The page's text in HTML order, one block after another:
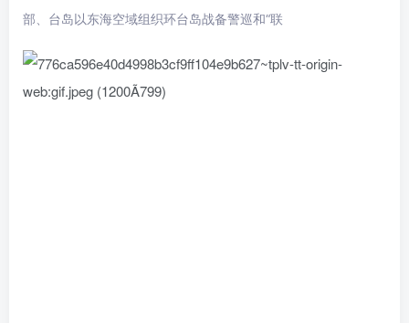
部、台岛以东海空域组织环台岛战备警巡和“联